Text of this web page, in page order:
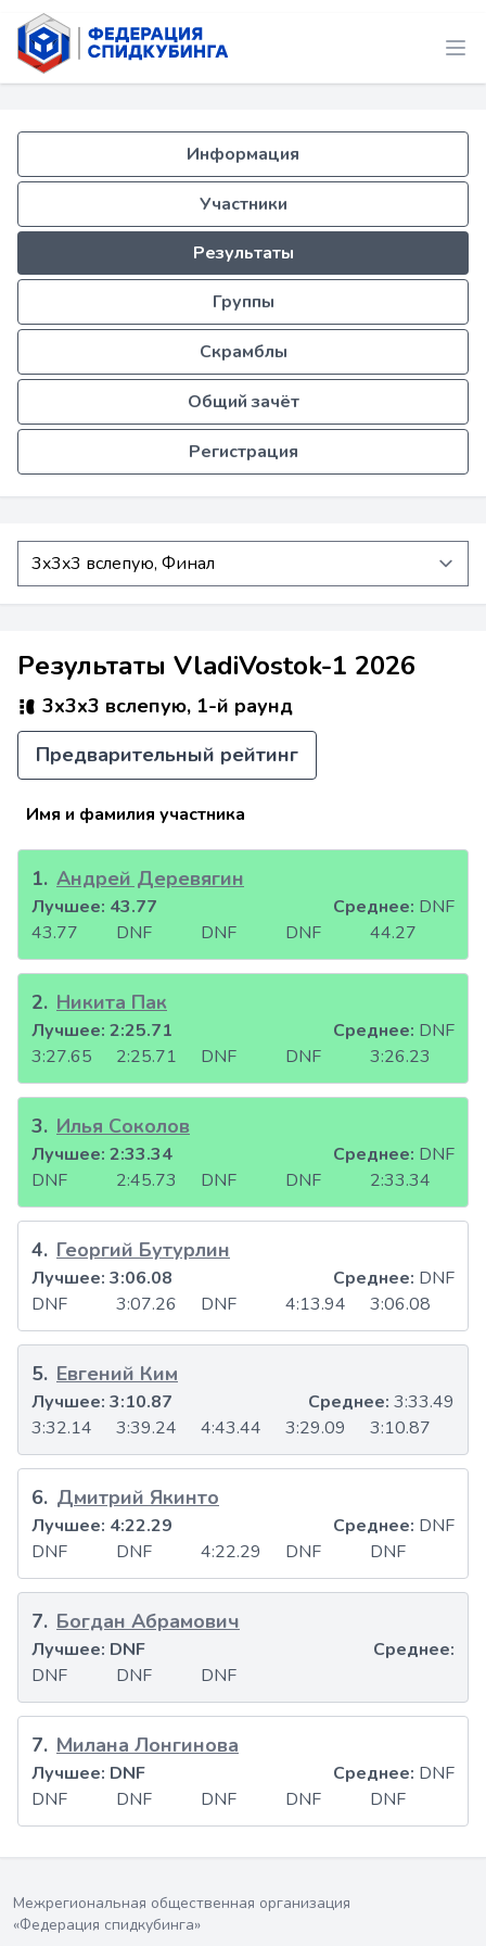
Информация
Участники
Результаты
Группы
Скрамблы
Общий зачёт
Регистрация
Результаты VladiVostok-1 2026
3x3x3 вслепую, 1-й раунд
Предварительный рейтинг
Имя и фамилия участника
1. Андрей Деревягин
43.77 DNF DNF DNF 44.27
Лучшее: 43.77 Среднее: DNF
2. Никита Пак
3:27.65 2:25.71 DNF DNF 3:26.23
Лучшее: 2:25.71 Среднее: DNF
3. Илья Соколов
DNF 2:45.73 DNF DNF 2:33.34
Лучшее: 2:33.34 Среднее: DNF
4. Георгий Бутурлин
DNF 3:07.26 DNF 4:13.94 3:06.08
Лучшее: 3:06.08 Среднее: DNF
5. Евгений Ким
3:32.14 3:39.24 4:43.44 3:29.09 3:10.87
Лучшее: 3:10.87 Среднее: 3:33.49
6. Дмитрий Якинто
DNF DNF 4:22.29 DNF DNF
Лучшее: 4:22.29 Среднее: DNF
7. Богдан Абрамович
DNF DNF DNF
Лучшее: DNF Среднее:
7. Милана Лонгинова
DNF DNF DNF DNF DNF
Лучшее: DNF Среднее: DNF
Межрегиональная общественная организация
«Федерация спидкубинга»